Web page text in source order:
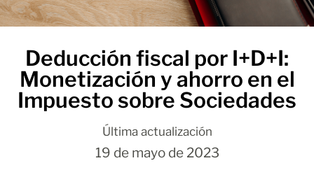
Deducción fiscal por I+D+I:
Monetización y ahorro en el
Impuesto sobre Sociedades
Última actualización
19 de mayo de 2023